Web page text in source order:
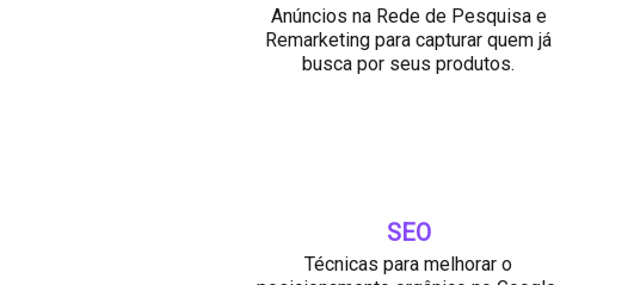
Anúncios na Rede de Pesquisa e
Remarketing para capturar quem já
busca por seus produtos.
SEO
Técnicas para melhorar o